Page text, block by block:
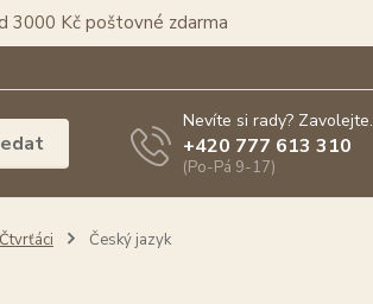
3000 Kč poštovné zdarma
Nevíte si rady? Zavolejte.
+420 777 613 310
(Po-Pá 9-17)
Čtvrťáci Český jazyk